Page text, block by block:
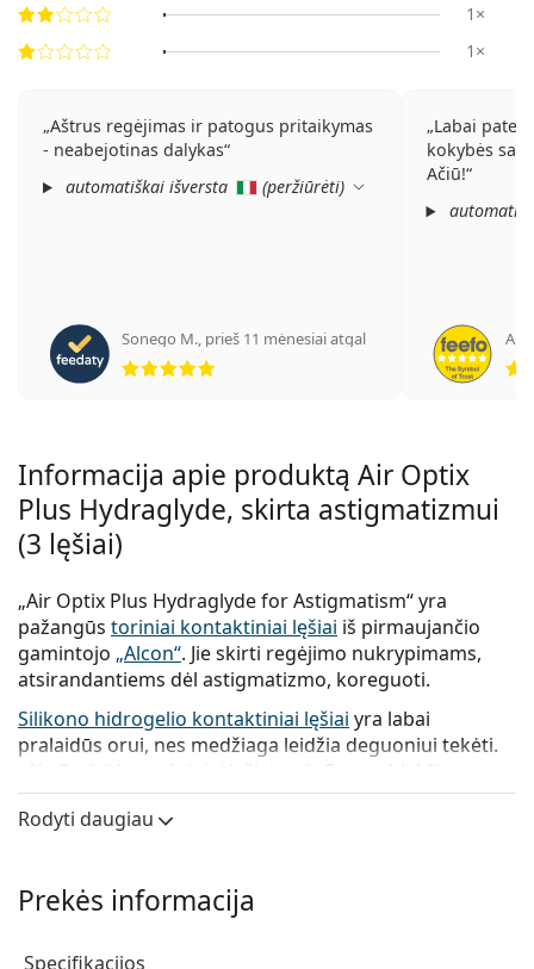
1×
1×
Aštrus regėjimas ir patogus pritaikymas
- neabejotinas dalykas
automatiškai išversta
(peržiūrėti)
Sonego M., prieš 11 mėnesiai atgal
Įvertinimas 5 iš 5
Labai
kokybės
Ačiū!
Informacija apie produktą Air Optix
Plus Hydraglyde, skirta astigmatizmui
(3 lęšiai)
„Air Optix Plus Hydraglyde for Astigmatism“ yra
pažangūs toriniai kontaktiniai lęšiai iš pirmaujančio
gamintojo „Alcon“. Jie skirti regėjimo nukrypimams,
atsirandantiems dėl astigmatizmo, koreguoti.
Silikono hidrogelio kontaktiniai lęšiai yra labai
pralaidūs orui, nes medžiaga leidžia deguoniui tekėti.
„Air Optix“ kontaktiniai lęšiai
turi „Smartshield“
technologiją ir naujovišką „HydraGlyde Moisture
Matrix“. Šios pažangios technologijos puikiai apsaugo
„Air Optix for Astigmatism“ kontaktinių lęšių
naudotojai gali pradėti naudoti naujus „Air Optix Plus
Rodyti daugiau
Prekės informacija
Specifikacijos